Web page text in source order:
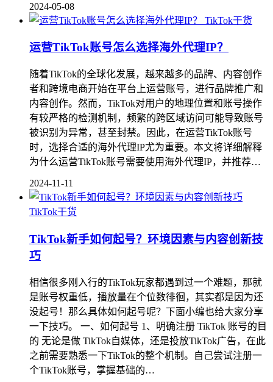
2024-05-08
TikTok干货
运营TikTok账号怎么选择海外代理IP？
随着TikTok的全球化发展，越来越多的品牌、内容创作
者和跨境电商开始在平台上运营账号，进行品牌推广和
内容创作。然而，TikTok对用户的地理位置和账号操作
有较严格的检测机制，频繁的跨区域访问可能导致账号
被识别为异常，甚至封禁。因此，在运营TikTok账号
时，选择合适的海外代理IP尤为重要。本文将详细解释
为什么运营TikTok账号需要使用海外代理IP，并推荐…
2024-11-11
TikTok干货
TikTok新手如何起号？环境因素与内容创新技
巧
相信很多刚入行的TikTok玩家都遇到过一个难题，那就
是账号权重低，播放量在个位数徘徊，其实都是因为还
没起号！那么具体如何起号呢？下面小编也给大家分享
一下技巧。 一、如何起号 1、明确注册 TikTok 账号的目
的 无论是做 TikTok自媒体，还是投放TikTok广告，在此
之前需要熟悉一下TikTok的整个机制。自己尝试注册一
个TikTok账号，掌握基础的…